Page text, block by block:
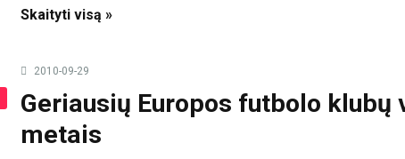
Skaityti visą »
2010-09-29
Geriausių Europos futbolo klubų
metais